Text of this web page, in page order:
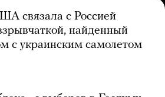
связала с Россией
найденный
с украинским самолетом